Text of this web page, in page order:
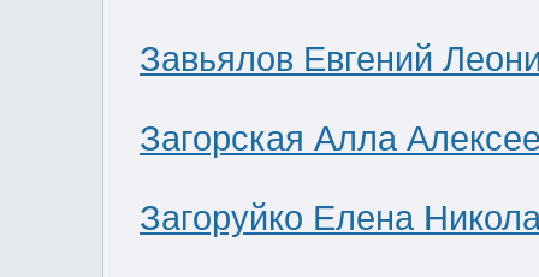
Завьялов Евгений
Загорская Алла
Загоруйко Елена